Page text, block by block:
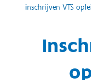
inschrijven VTS